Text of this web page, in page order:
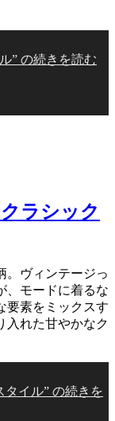
” の続きを読む
ラシック
。ヴィンテージっ
、モードに着るな
要素をミックスす
入れた甘やかなク
タイル” の続きを